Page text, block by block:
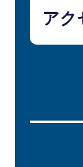
アク